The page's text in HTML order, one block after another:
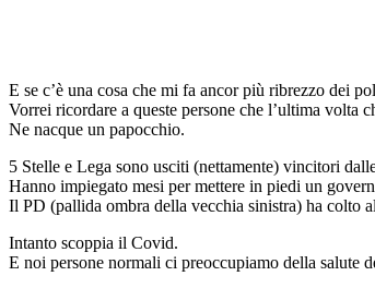
E se c’è una cosa che mi fa ancor più ribrezzo dei
Vorrei ricordare a queste persone che l’ultima volta
Ne nacque un papocchio.
5 Stelle e Lega sono usciti (nettamente) vincitori
Hanno impiegato mesi per mettere in piedi un
Il PD (pallida ombra della vecchia sinistra) ha colto
Intanto scoppia il Covid.
E noi persone normali ci preoccupiamo della salute